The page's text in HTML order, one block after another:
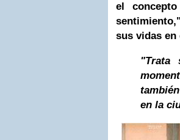
el
sus vidas en
"Trata
en la